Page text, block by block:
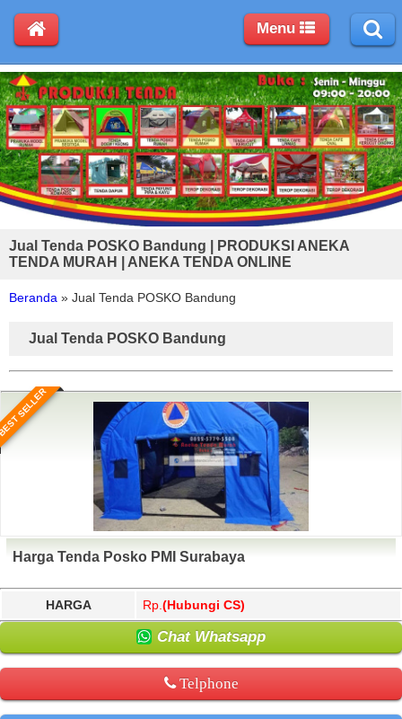
Jual Tenda POSKO Bandung | PRODUKSI ANEKA
TENDA MURAH | ANEKA TENDA ONLINE
Beranda » Jual Tenda POSKO Bandung
Jual Tenda POSKO Bandung
SELLER
Harga Tenda Posko PMI Surabaya
HARGA Rp. (Hubungi CS)
Chat Whatsapp
Telphone
Menu